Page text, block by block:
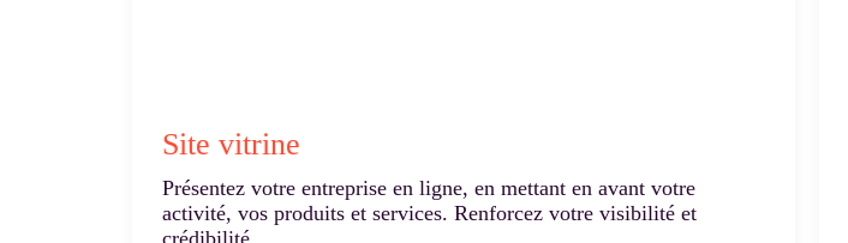
Site vitrine
Présentez votre entreprise en ligne, en mettant en avant votre
activité, vos produits et services. Renforcez votre visibilité et
crédibilité.